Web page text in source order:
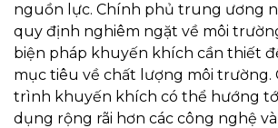
nguồn lực. Chính phủ trung ương
quy định nghiêm ngặt về môi
biện pháp khuyến khích cần thiết
mục tiêu về chất lượng môi trường.
trình khuyến khích có thể hướng
dụng rộng rãi hơn các công nghệ